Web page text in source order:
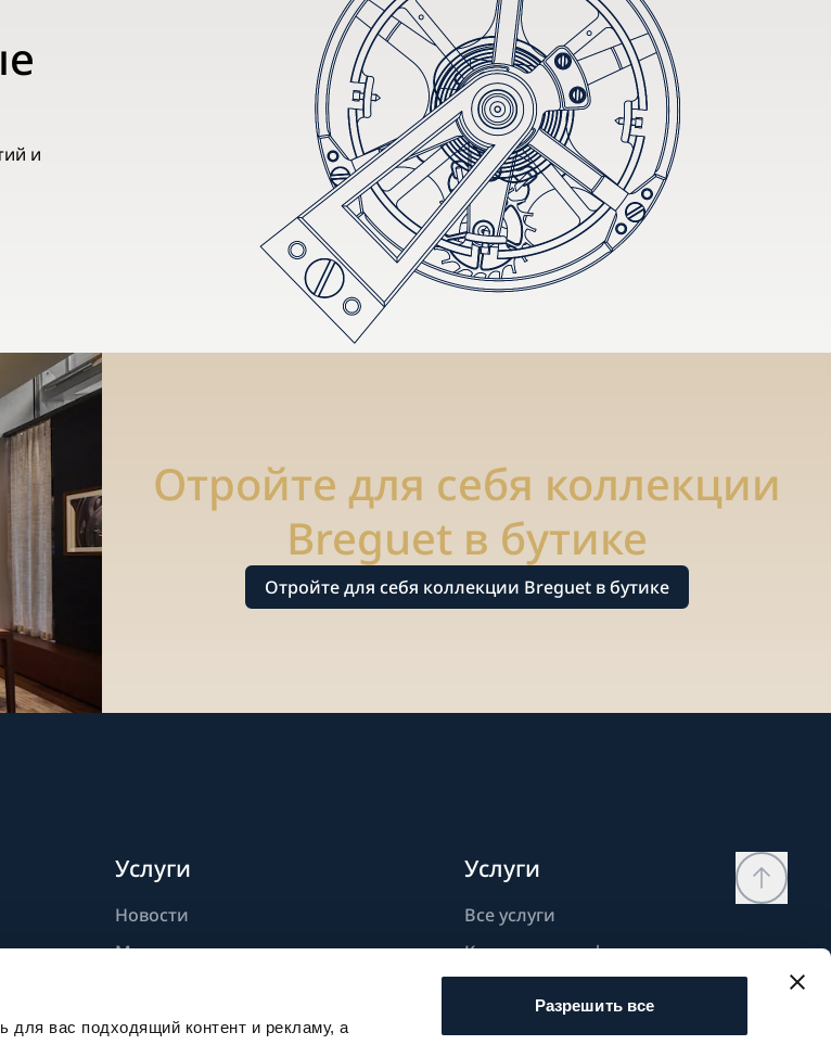
вас подходящий контент и рекламу, а
Разрешить все
и
Отройте для себя коллекции
Breguet в бутике
Отройте для себя коллекции Breguet в бутике
Услуги
Новости
Мастерство
Устойчивое развитие
Услуги
Все услуги
Контактная информация